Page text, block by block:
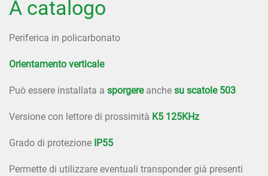
A catalogo
Periferica in policarbonato
Orientamento verticale
Può essere installata a sporgere anche su scatole 503
Versione con lettore di prossimità K5 125KHz
Grado di protezione IP55
Permette di utilizzare eventuali transponder già presenti